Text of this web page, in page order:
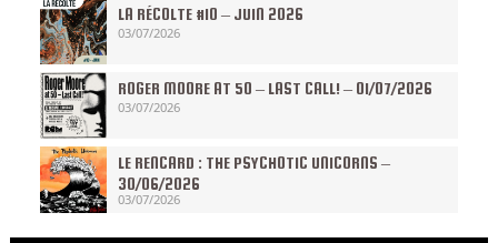
LA RÉCOLTE #10 – JUIN 2026
03/07/2026
ROGER MOORE AT 50 – LAST CALL! – 01/07/2026
03/07/2026
LE RENCARD : THE PSYCHOTIC UNICORNS –
30/06/2026
03/07/2026